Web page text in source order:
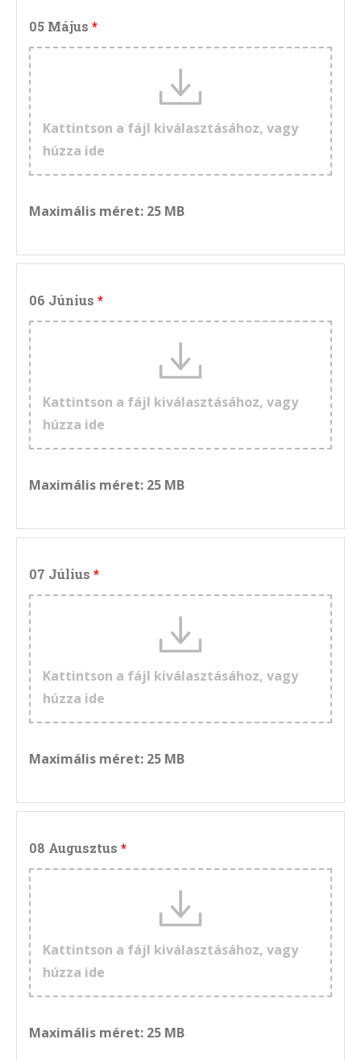
05 Május
Kattintson a fájl kiválasztásához, vagy
húzza ide
Maximális méret: 25 MB
06 Június
Kattintson a fájl kiválasztásához, vagy
húzza ide
Maximális méret: 25 MB
07 Július
Kattintson a fájl kiválasztásához, vagy
húzza ide
Maximális méret: 25 MB
08 Augusztus
Kattintson a fájl kiválasztásához, vagy
húzza ide
Maximális méret: 25 MB